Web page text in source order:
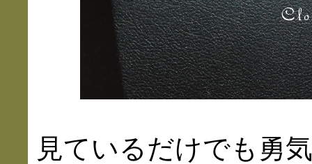
見ているだけでも勇